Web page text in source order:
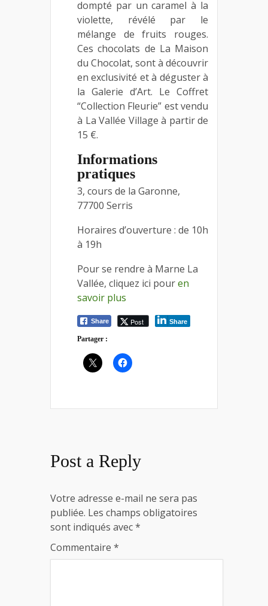
dompté par un caramel à la
violette, révélé par le
mélange de fruits rouges.
Ces chocolats de La Maison
du Chocolat, sont à découvrir
en exclusivité et à déguster à
la Galerie d’Art. Le Coffret
“Collection Fleurie” est vendu
à La Vallée Village à partir de
15 €.
Informations
pratiques
3, cours de la Garonne,
77700 Serris
Horaires d’ouverture : de 10h
à 19h
Pour se rendre à Marne La
Vallée, cliquez ici pouren
savoir plus
Share Post Share
Partager :
Post a Reply
Votre adresse e-mail ne sera pas
publiée. Les champs obligatoires
sont indiqués avec*
Commentaire *